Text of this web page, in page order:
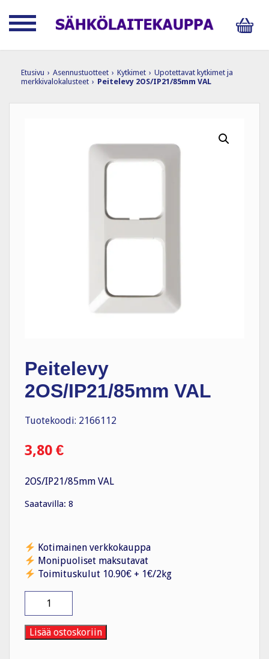
Etusivu › Asennustuotteet › Kytkimet › Upotettavat kytkimet ja
merkkivalokalusteet › Peitelevy 2OS/IP21/85mm VAL
Peitelevy
2OS/IP21/85mm VAL
Tuotekoodi: 2166112
3,80 €
2OS/IP21/85mm VAL
Saatavilla: 8
Kotimainen verkkokauppa
Monipuoliset maksutavat
Toimituskulut 10.90€ + 1€/2kg
2OS/IP21/85mm
VAL
määrä
Lisää ostoskoriin